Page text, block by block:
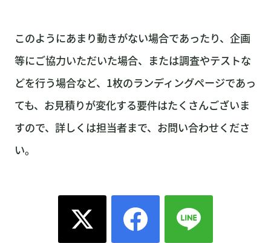
このようにあまり動きがない場合であったり、企画
等にご協力いただいた場合、または調査やテストな
どを行う場合など、1枚のランディングページであっ
ても、お見積りが変化する要件はたくさんございま
すので、詳しくは担当者まで、お問い合わせくださ
い。